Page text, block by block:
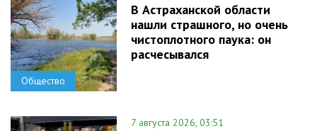
Общество
В Астраханской области
нашли страшного, но очень
чистоплотного паука: он
расчесывался
7 августа 2026, 03:51